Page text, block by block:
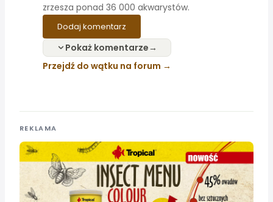
zrzesza ponad 36 000 akwarystów.
Dodaj komentarz
Pokaż komentarze
Przejdź do wątku na forum
REKLAMA